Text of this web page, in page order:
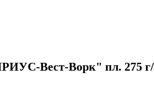
Вест-Ворк" пл. 275